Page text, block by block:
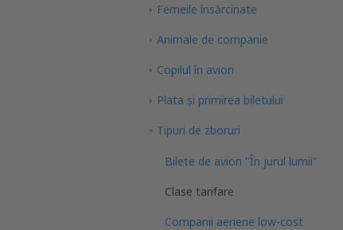
Femeile însărcinate
Animale de companie
Copilul în avion
Plata şi primirea biletului
Tipuri de zboruri
Bilete de avion "În jurul lumii"
Clase tarifare
Companii aeriene low-cost